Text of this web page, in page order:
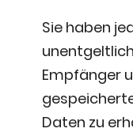
Sie haben
Empfänger
Daten zu